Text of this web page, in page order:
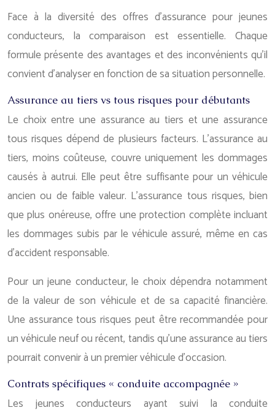
Face à la diversité des offres d’assurance pour jeunes
conducteurs, la comparaison est essentielle. Chaque
formule présente des avantages et des inconvénients qu’il
convient d’analyser en fonction de sa situation personnelle.
Assurance au tiers vs tous risques pour débutants
Le choix entre une assurance au tiers et une assurance
tous risques dépend de plusieurs facteurs. L’assurance au
tiers, moins coûteuse, couvre uniquement les dommages
causés à autrui. Elle peut être suffisante pour un véhicule
ancien ou de faible valeur. L’assurance tous risques, bien
que plus onéreuse, offre une protection complète incluant
les dommages subis par le véhicule assuré, même en cas
d’accident responsable.
Pour un jeune conducteur, le choix dépendra notamment
de la valeur de son véhicule et de sa capacité financière.
Une assurance tous risques peut être recommandée pour
un véhicule neuf ou récent, tandis qu’une assurance au tiers
pourrait convenir à un premier véhicule d’occasion.
Contrats spécifiques « conduite accompagnée »
Les jeunes conducteurs ayant suivi la conduite